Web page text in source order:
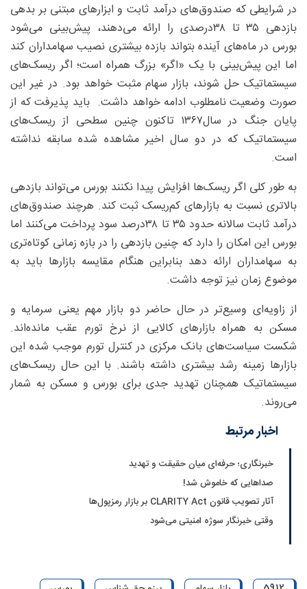
در شرایطی که صندوق‌های درآمد ثابت و ابزارهای مبتنی بر بدهی
بازدهی ۳۵ تا ۳۸‌درصدی را ارائه می‌دهند، پیش‌بینی می‌شود
بورس در ماه‌های آینده بتواند بازده بیشتری نصیب سهامداران کند
اما این پیش‌بینی با یک «اگر» بزرگ همراه است؛ اگر ریسک‌های
سیستماتیک حل شوند، بازار سهام مثبت خواهد بود. در غیر این
صورت وضعیت نامطلوب ادامه خواهد داشت. باید پذیرفت که از
پایان جنگ در سال۱۳۶۷ تاکنون چنین سطحی از ریسک‌های
سیستماتیک که در دو سال اخیر مشاهده شده سابقه نداشته
است.
به طور کلی اگر ریسک‌ها افزایش پیدا نکنند بورس می‌تواند بازدهی
بالاتری نسبت به بازارهای کم‌ریسک ثبت کند. هرچند صندوق‌های
درآمد ثابت سالانه حدود ۳۵ تا ۳۸‌درصد سود پرداخت می‌کنند اما
بورس این امکان را دارد که چنین بازدهی را در بازه زمانی کوتاه‌تری
به سهامداران ارائه دهد بنابراین هنگام مقایسه بازارها باید به
موضوع زمان نیز توجه داشت.
از زاویه‌ای وسیع‌تر در حال حاضر دو بازار مهم یعنی سرمایه و
مسکن به همراه بازارهای کالایی از نرخ تورم عقب مانده‌اند.
شکست سیاست‌های بانک مرکزی در کنترل تورم موجب شده این
بازارها زمینه رشد بیشتری داشته باشند. با این حال ریسک‌های
سیستماتیک همچنان تهدید جدی برای بورس و مسکن به شمار
می‌روند.
اخبار مرتبط
خبرنگاری؛ حرفه‌ای میان حقیقت و تهدید
صداهایی که خاموش شد!
آثار تصویب قانون CLARITY Act بر بازار رمزپول‌ها
وقتی خبرنگار سوژه امنیتی می‌شود